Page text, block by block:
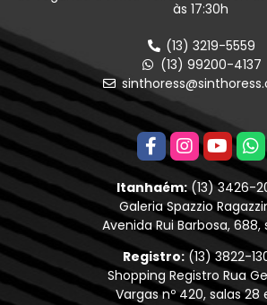
às 17:30h
(13) 3219-5559
(13) 99200-4137
Itanhaém:(13) 3426-
Galeria Spazzio
Avenida Rui Barbosa, 688,
Registro:(13) 3822-
Shopping Registro Rua
Vargas nº 420, salas 28